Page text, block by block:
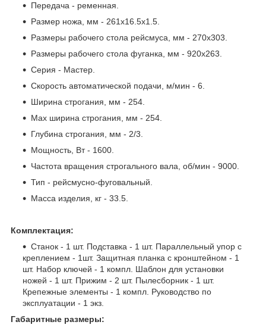
Передача - ременная.
Размер ножа, мм - 261х16.5х1.5.
Размеры рабочего стола рейсмуса, мм - 270х303.
Размеры рабочего стола фуганка, мм - 920х263.
Серия - Мастер.
Скорость автоматической подачи, м/мин - 6.
Ширина строгания, мм - 254.
Max ширина строгания, мм - 254.
Глубина строгания, мм - 2/3.
Мощность, Вт - 1600.
Частота вращения строгального вала, об/мин - 9000.
Тип - рейсмусно-фуговальный.
Масса изделия, кг - 33.5.
Комплектация:
Станок - 1 шт. Подставка - 1 шт. Параллельный упор с
креплением - 1шт. Защитная планка с кронштейном - 1
шт. Набор ключей - 1 компл. Шаблон для установки
ножей - 1 шт. Прижим - 2 шт. Пылесборник - 1 шт.
Крепежные элементы - 1 компл. Руководство по
эксплуатации - 1 экз.
Габаритные размеры: